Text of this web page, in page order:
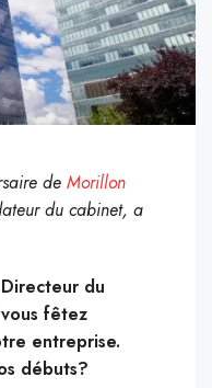
de Morillon
du cabinet, a
du
fêtez
entreprise.
débuts?